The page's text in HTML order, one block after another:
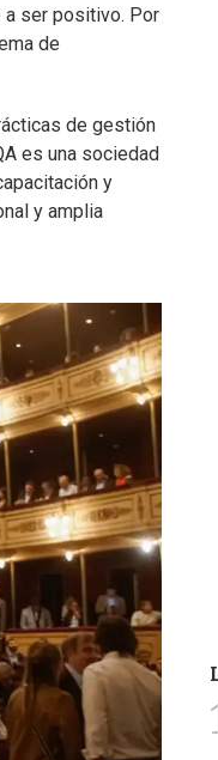
a ser positivo. Por
de
de gestión
es una sociedad
y
y amplia